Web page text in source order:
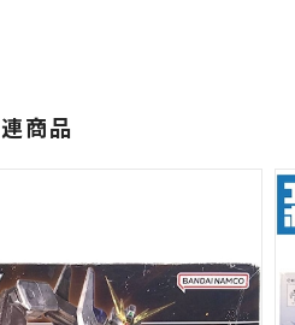
商品